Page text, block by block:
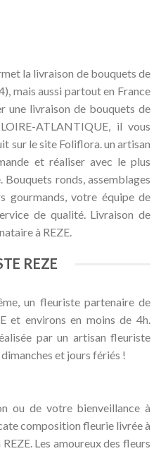
la livraison de bouquets de
mais aussi partout en France
une livraison de bouquets de
ATLANTIQUE, il vous
sur le site Foliflora. un artisan
et réaliser avec le plus
ronds, assemblages
gourmands, votre équipe de
de qualité. Livraison de
à REZE.
REZE
un fleuriste partenaire de
et environs en moins de 4h.
par un artisan fleuriste
et jours fériés !
ou de votre bienveillance à
composition fleurie livrée à
Les amoureux des fleurs